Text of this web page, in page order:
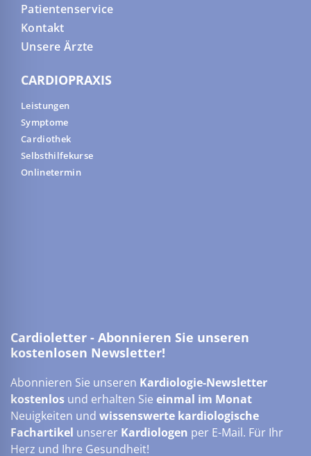
Patientenservice
Kontakt
Unsere Ärzte
CARDIOPRAXIS
Leistungen
Symptome
Cardiothek
Selbsthilfekurse
Onlinetermin
Cardioletter - Abonnieren Sie unseren
kostenlosen Newsletter!
Abonnieren Sie unseren Kardiologie-Newsletter
kostenlos und erhalten Sie einmal im Monat
Neuigkeiten und wissenswerte kardiologische
Fachartikel unserer Kardiologen per E-Mail. Für Ihr
Herz und Ihre Gesundheit!